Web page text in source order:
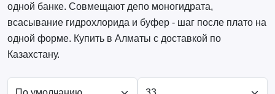
одной банке. Совмещают депо моногидрата,
всасывание гидрохлорида и буфер - шаг после плато на
одной форме. Купить в Алматы с доставкой по
Казахстану.